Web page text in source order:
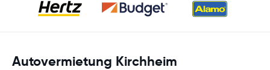
Autovermietung Kirchheim